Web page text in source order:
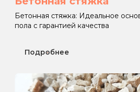
Бетонная стяжка: Идеальное
пола с гарантией качества
Подробнее